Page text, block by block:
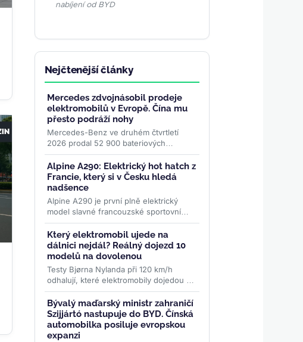
nabíjení od BYD
Nejčtenější články
Mercedes zdvojnásobil prodeje
elektromobilů v Evropě. Čína mu
přesto podráží nohy
Mercedes-Benz ve druhém čtvrtletí
2026 prodal 52 900 bateriových
elektromobilů, o 51 procent více než
před rokem. Evropa rostla o 87
procent...>>
Alpine A290: Elektrický hot hatch z
Francie, který si v Česku hledá
nadšence
Alpine A290 je první plně elektrický
model slavné francouzské sportovní
značky. Od 975 000 Kč nabízí 378 km
dojezdu, 177 koní a jízdní...>>
Který elektromobil ujede na
dálnici nejdál? Reálný dojezd 10
modelů na dovolenou
Testy Bjørna Nylanda při 120 km/h
odhalují, které elektromobily dojedou na
jednu zastávku nejdál. Tesla Model 3
ujede 483 km, některá SUV o...>>
Bývalý maďarský ministr zahraničí
Szijjártó nastupuje do BYD. Čínská
automobilka posiluje evropskou
expanzi